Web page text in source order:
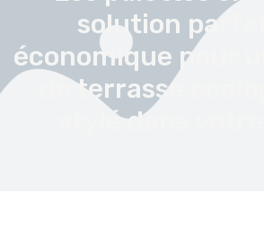
solution
économique pour
de terrasse
stylé dans